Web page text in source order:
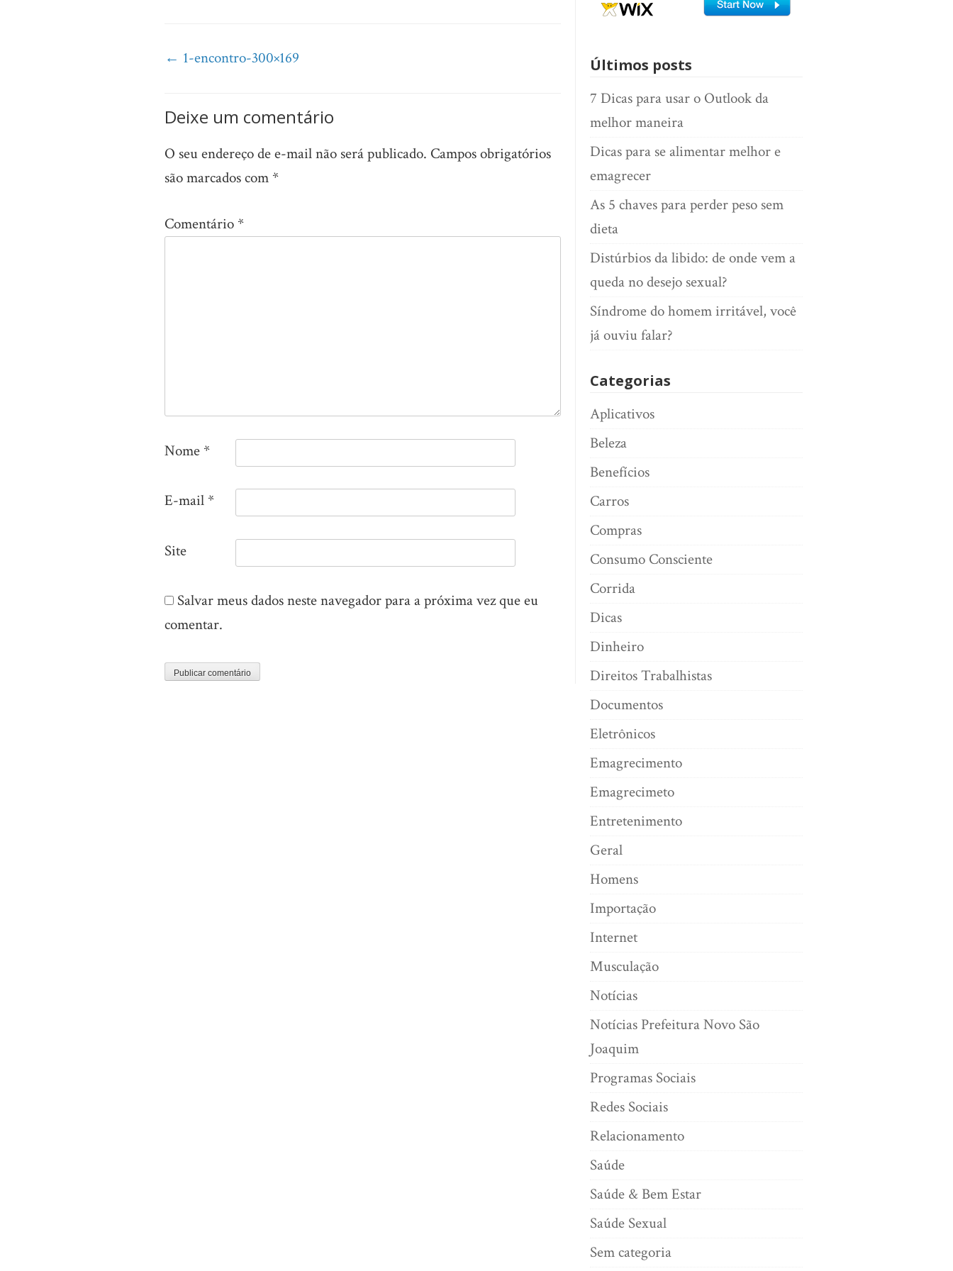
Post
← 1-encontro-300×169
Deixe um comentário
O seu endereço de e-mail não será publicado. Campos obrigatórios
são marcados com *
Comentário *
Nome *
E-mail *
Site
Salvar meus dados neste navegador para a próxima vez que eu
comentar.
Últimos posts
7 Dicas para usar o Outlook da
melhor maneira
Dicas para se alimentar melhor e
emagrecer
As 5 chaves para perder peso sem
dieta
Distúrbios da libido: de onde vem a
queda no desejo sexual?
Síndrome do homem irritável, você
já ouviu falar?
Categorias
Aplicativos
Beleza
Benefícios
Carros
Compras
Consumo Consciente
Corrida
Dicas
Dinheiro
Direitos Trabalhistas
Documentos
Eletrônicos
Emagrecimento
Emagrecimeto
Entretenimento
Geral
Homens
Importação
Internet
Musculação
Notícias
Notícias Prefeitura Novo São
Joaquim
Programas Sociais
Redes Sociais
Relacionamento
Saúde
Saúde & Bem Estar
Saúde Sexual
Sem categoria